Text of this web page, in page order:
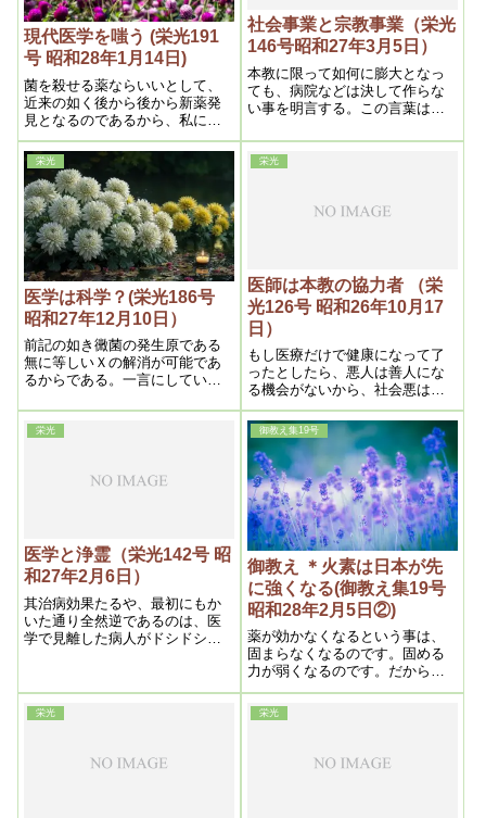
現代医学を嗤う (栄光191
号 昭和28年1月14日)
菌を殺せる薬ならいいとして、
近来の如く後から後から新薬発
見となるのであるから、私に言
わせれば徒労以外の何物でもな
いのである。処が本教浄霊によ
れば結核は必ず全治する。しか
も全治後は病気以前よりも、よ
り健康体になるので、これこそ
菌の発生源を全滅させるからで
ある。
社会事業と宗教事業（栄光
146号昭和27年3月5日）
本教に限って如何に膨大となっ
ても、病院などは決して作らな
い事を明言する。この言葉は現
るであろうが、言う迄もなく本
教の治病力は医学よりも断然上
う理由がある
栄光
医学は科学？(栄光186号
昭和27年12月10日）
前記の如き黴菌の発生原である
無に等しいＸの解消が可能であ
るからである。一言にしていえ
発見したのであるから、これこ
そ真の医学でなくて何であろ
の科学であるから私が常に唱え
栄光
医師は本教の協力者 （栄
光126号 昭和26年10月17
日）
もし医療だけで健康になって了
ったとしたら、悪人は善人にな
る機会がないから、社会悪は何
時になってもなくならない、
栄光
医学と浄霊（栄光142号 昭
和27年2月6日）
其治病効果たるや、最初にもか
いた通り全然逆であるのは、医
学で見離した病人がドシドシ治
御教え集19号
御教え ＊火素は日本が先
に強くなる(御教え集19号
昭和28年2月5日②)
薬が効かなくなるという事は、
固まらなくなるのです。固める
力が弱くなるのです。だから薬
ではもう固まらないという事で
す。というのは霊界の火素がだ
んだん増えて、溶かす力の方が
たというわけです。そこで固め
栄光 栄光